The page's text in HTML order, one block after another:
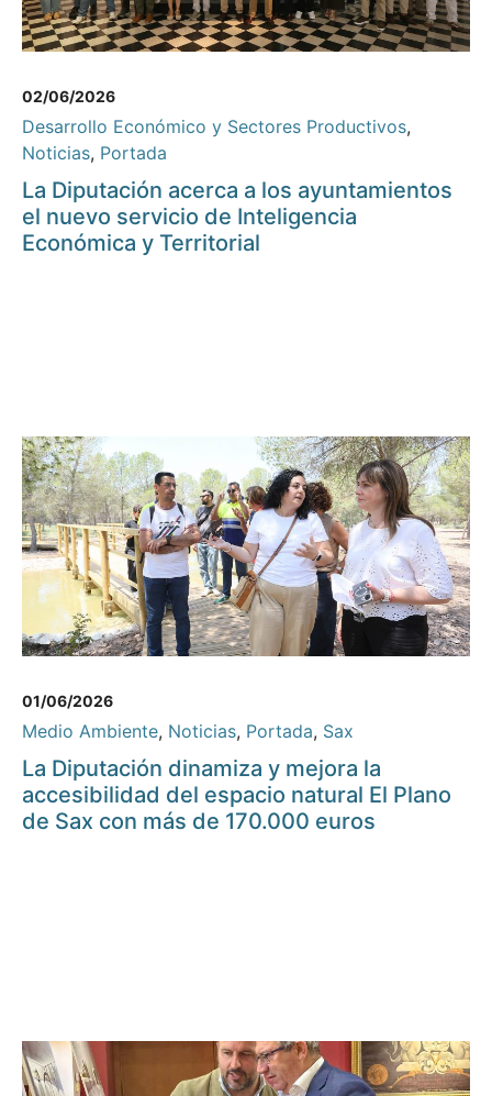
02/06/2026
Desarrollo Económico y Sectores Productivos,
Noticias, Portada
La Diputación acerca a los ayuntamientos
el nuevo servicio de Inteligencia
Económica y Territorial
01/06/2026
Medio Ambiente, Noticias, Portada, Sax
La Diputación dinamiza y mejora la
accesibilidad del espacio natural El Plano
de Sax con más de 170.000 euros